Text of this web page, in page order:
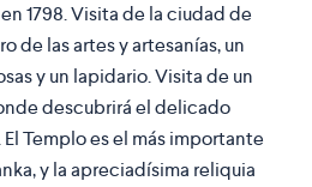
1798. Visita de la ciudad de
de las artes y artesanías, un
y un lapidario. Visita de un
descubrirá el delicado
Templo es el más importante
y la apreciadísima reliquia